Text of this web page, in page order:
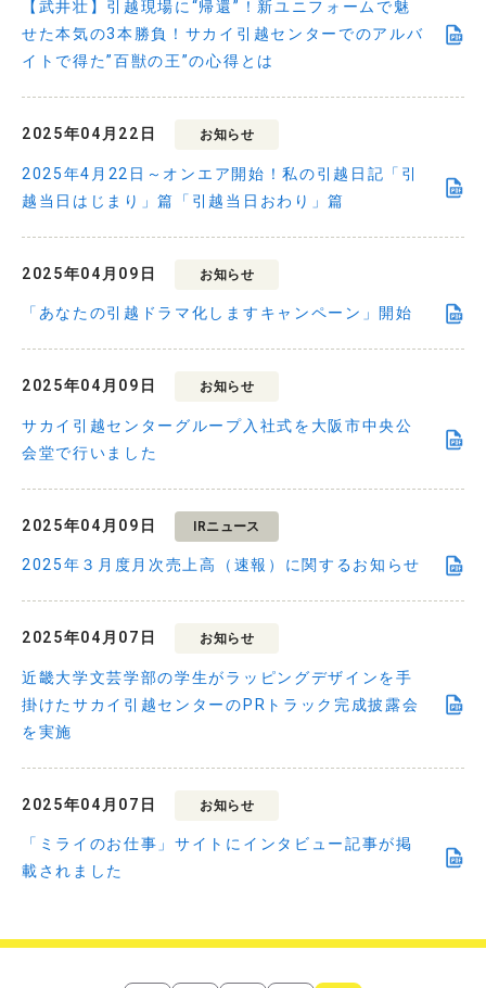
【武井壮】引越現場に“帰還”！新ユニフォームで魅
せた本気の3本勝負！サカイ引越センターでのアルバ
イトで得た”百獣の王”の心得とは
2025年04月22日 お知らせ
2025年4月22日～オンエア開始！私の引越日記「引
越当日はじまり」篇「引越当日おわり」篇
2025年04月09日 お知らせ
「あなたの引越ドラマ化しますキャンペーン」開始
2025年04月09日 お知らせ
サカイ引越センターグループ入社式を大阪市中央公
会堂で行いました
2025年04月09日 IRニュース
2025年３月度月次売上高（速報）に関するお知らせ
2025年04月07日 お知らせ
近畿大学文芸学部の学生がラッピングデザインを手
掛けたサカイ引越センターのPRトラック完成披露会
を実施
2025年04月07日 お知らせ
「ミライのお仕事」サイトにインタビュー記事が掲
載されました